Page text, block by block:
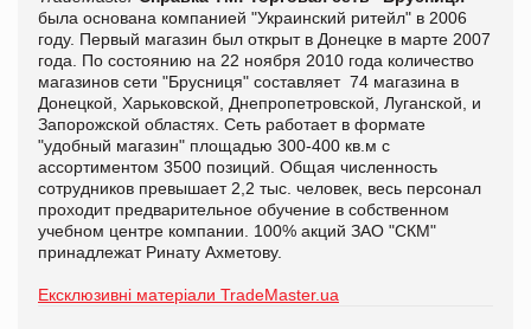
была основана компанией "Украинский ритейл" в 2006
году. Первый магазин был открыт в Донецке в марте 2007
года. По состоянию на 22 ноября 2010 года количество
магазинов сети "Брусниця" составляет 74 магазина в
Донецкой, Харьковской, Днепропетровской, Луганской, и
Запорожской областях. Сеть работает в формате
"удобный магазин" площадью 300-400 кв.м с
ассортиментом 3500 позиций. Общая численность
сотрудников превышает 2,2 тыс. человек, весь персонал
проходит предварительное обучение в собственном
учебном центре компании. 100% акций ЗАО "СКМ"
принадлежат Ринату Ахметову.
Ексклюзивні матеріали TradeMaster.ua